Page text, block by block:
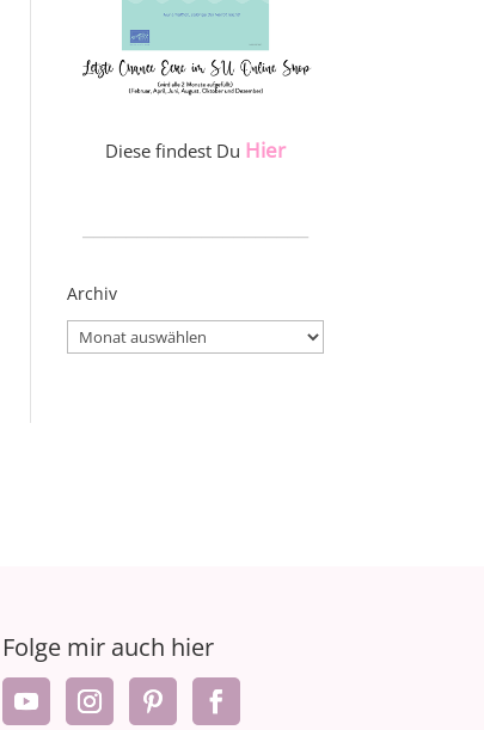
Diese findest Du Hier
Archiv
Archiv
Folge mir auch hier